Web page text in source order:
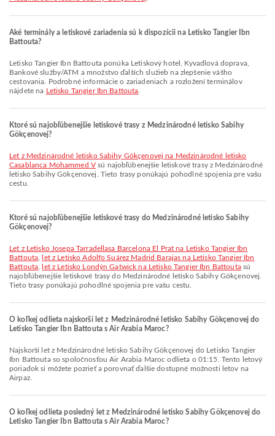
Aké terminály a letiskové zariadenia sú k dispozícii na Letisko Tangier Ibn
Battouta?
Letisko Tangier Ibn Battouta ponúka Letiskový hotel, Kyvadlová doprava,
Bankové služby/ATM a množstvo ďalších služieb na zlepšenie vášho
cestovania. Podrobné informácie o zariadeniach a rozložení terminálov
nájdete na Letisko Tangier Ibn Battouta
Ktoré sú najobľúbenejšie letiskové trasy z Medzinárodné letisko Sabihy
Gökçenovej?
let z Medzinárodné letisko Sabihy Gökçenovej na Medzinárodné letisko
Casablanca Mohammed Vsú najobľúbenejšie letiskové trasy z Medzinárodné
letisko Sabihy Gökçenovej. Tieto trasy ponúkajú pohodlné spojenia pre vašu
cestu.
Ktoré sú najobľúbenejšie letiskové trasy do Medzinárodné letisko Sabihy
Gökçenovej?
let z Letisko Josepa Tarradellasa Barcelona El Prat na Letisko Tangier Ibn
Battouta
let z Letisko Adolfo Suárez Madrid Barajas na Letisko Tangier Ibn
Battouta
let z Letisko Londýn Gatwick na Letisko Tangier Ibn Battoutasú
najobľúbenejšie letiskové trasy do Medzinárodné letisko Sabihy Gökçenovej.
Tieto trasy ponúkajú pohodlné spojenia pre vašu cestu.
O koľkej odlieta najskorší let z Medzinárodné letisko Sabihy Gökçenovej do
Letisko Tangier Ibn Battouta s Air Arabia Maroc?
Najskorší let z Medzinárodné letisko Sabihy Gökçenovej do Letisko Tangier
Ibn Battouta so spoločnosťou Air Arabia Maroc odlieta o 01:15. Tento letový
poriadok si môžete pozrieť a porovnať ďalšie dostupné možnosti letov na
Airpaz.
O koľkej odlieta posledný let z Medzinárodné letisko Sabihy Gökçenovej do
Letisko Tangier Ibn Battouta s Air Arabia Maroc?